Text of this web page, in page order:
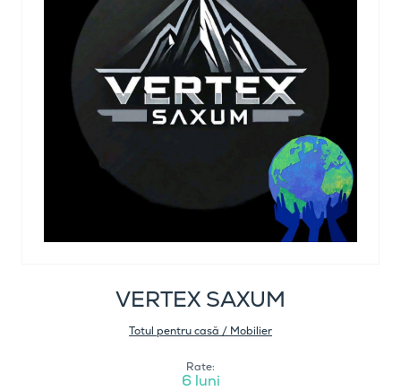
VERTEX SAXUM
Totul pentru casă / Mobilier
Rate:
6 luni